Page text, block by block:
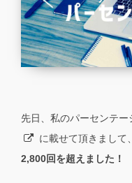
先日、私のパーセンテー
に載せて頂きまして
2,800回を超えました！